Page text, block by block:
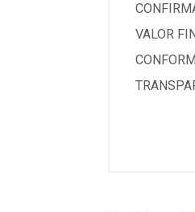
VALOR